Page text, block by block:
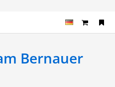
Bernauer